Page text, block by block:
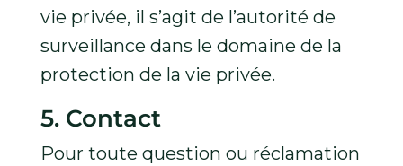
vie privée, il s’agit de l’autorité de
surveillance dans le domaine de la
protection de la vie privée.
5. Contact
Pour toute question ou réclamation